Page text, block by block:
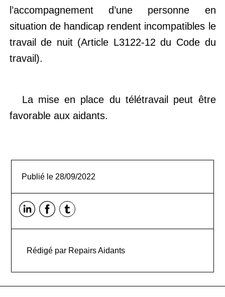
l’accompagnement d’une personne en
situation de handicap rendent incompatibles le
travail de nuit (Article L3122-12 du Code du
travail).
La mise en place du télétravail peut être
favorable aux aidants.
Publié le 28/09/2022
Rédigé par Repairs Aidants